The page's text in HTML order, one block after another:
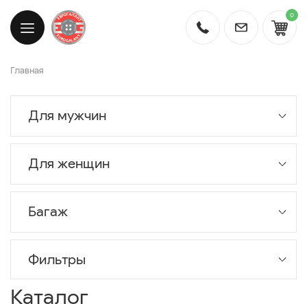
0
Главная
Для мужчин
Для женщин
Багаж
Фильтры
Каталог